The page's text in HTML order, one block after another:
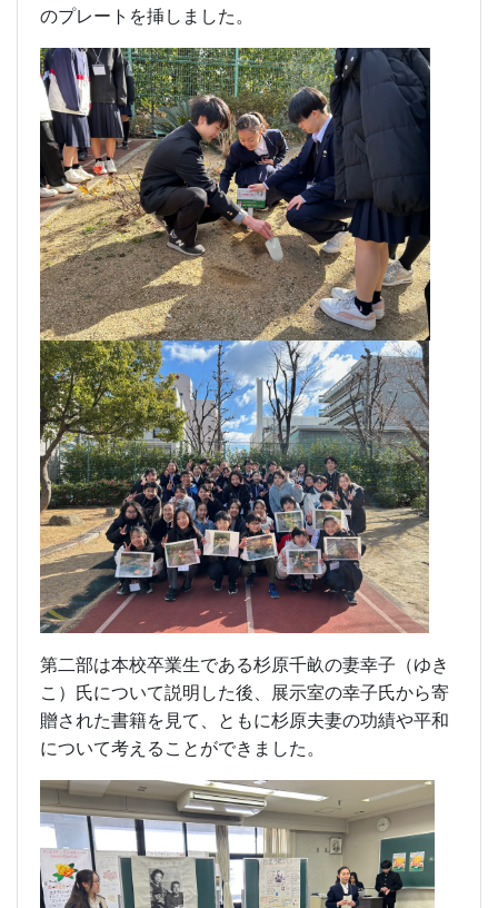
のプレートを挿しました。
第二部は本校卒業生である杉原千畝の妻幸子（ゆき
こ）氏について説明した後、展示室の幸子氏から寄
贈された書籍を見て、ともに杉原夫妻の功績や平和
について考えることができました。